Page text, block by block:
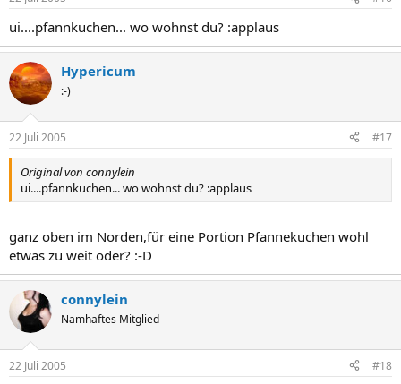
ui....pfannkuchen... wo wohnst du? :applaus
Hypericum
:-)
22 Juli 2005 #17
Original von connylein
ui....pfannkuchen... wo wohnst du? :applaus
ganz oben im Norden,für eine Portion Pfannekuchen wohl
etwas zu weit oder? :-D
connylein
Namhaftes Mitglied
22 Juli 2005 #18